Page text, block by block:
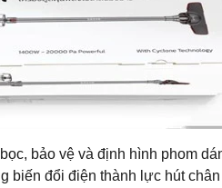
bảo vệ và định hình phom
biến đổi điện thành lực hút